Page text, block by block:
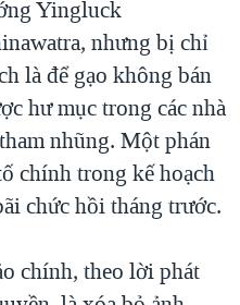
Yingluck
nhưng bị chỉ
là để gạo không bán
hư mục trong các nhà
nhũng. Một phán
chính trong kế hoạch
chức hồi tháng trước.
chính, theo lời phát